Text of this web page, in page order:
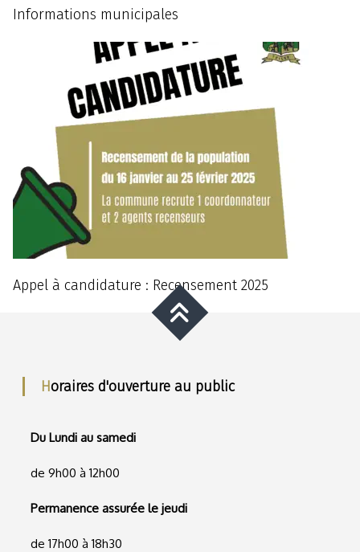
Informations municipales
Appel à candidature : Recensement 2025
Horaires d'ouverture au public
Du Lundi au samedi
de 9h00 à 12h00
Permanence assurée le jeudi
de 17h00 à 18h30